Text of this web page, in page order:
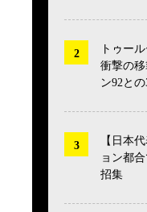
トゥー
衝撃の
ン92と
【日本
ョン都
招集